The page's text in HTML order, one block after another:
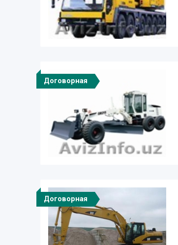
Договорная
Договорная